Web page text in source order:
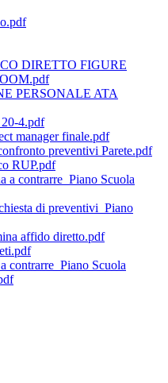
DIRETTO FIGURE
PERSONALE ATA
4.pdf
manager finale.pdf
preventivi Parete.pdf
RUP.pdf
a contrarre_Piano Scuola
di preventivi_Piano
affido diretto.pdf
contrarre_Piano Scuola